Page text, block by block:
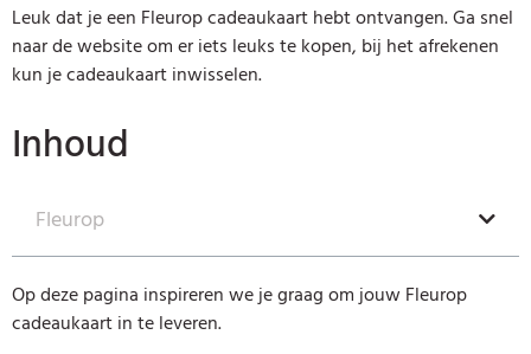
Leuk dat je een Fleurop cadeaukaart hebt ontvangen. Ga snel
naar de website om er iets leuks te kopen, bij het afrekenen
kun je cadeaukaart inwisselen.
Inhoud
Fleurop
Op deze pagina inspireren we je graag om jouw Fleurop
cadeaukaart in te leveren.